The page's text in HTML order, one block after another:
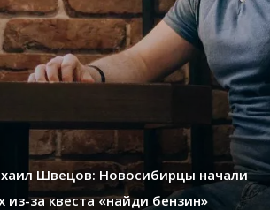
Швецов: Новосибирцы начали
за квеста «найди бензин»